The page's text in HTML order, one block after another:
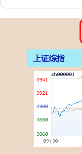
上证综指